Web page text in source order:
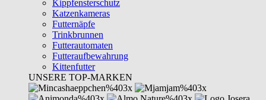
Kippfensterschutz
Katzenkameras
Futternäpfe
Trinkbrunnen
Futterautomaten
Futteraufbewahrung
Kittenfutter
UNSERE TOP-MARKEN